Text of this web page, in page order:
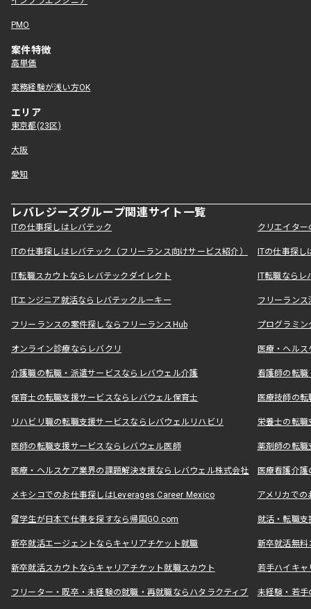
PMO
案件特徴
高単価
実務経験が浅い方OK
エリア
東京都(23区)
大阪
愛知
レバレジーズグループ関連サイト一覧
ITの仕事探しはレバテック クリエイタ
ITの仕事探しはレバテック（フリーランス向けサービス紹介） ITの仕事探
IT転職スカウトならレバテックダイレクト IT転職なら
ITエンジニア就活ならレバテックルーキー フリーラン
フリーランスの案件探しならフリーランスHub プログラミ
オンライン診療ならレバクリ 医療・ヘル
介護職の転職・派遣サービスならレバウェル介護 看護師の転
保育士の転職支援サービスならレバウェル保育士 医療技師の
リハビリ職の転職支援サービスならレバウェルリハビリ 栄養士の転
医師の転職支援サービスならレバウェル医師 薬剤師の転
医療・ヘルスケア業界の課題解決支援ならレバウェル株式会社 医療看護介
メキシコでのお仕事探しはLeverages Career Mexico アメリカで
留学生が日本で仕事を探すなら帰国GO.com 就活・転職
新卒就活エージェントならキャリアチケット就職 新卒就活無料
新卒就活スカウトならキャリアチケット就職スカウト 若手ハイキ
フリーター・既卒・未経験の就職・再就職ならハタラクティブ 未経験・若手